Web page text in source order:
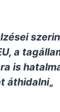
a
is
áthidalni„